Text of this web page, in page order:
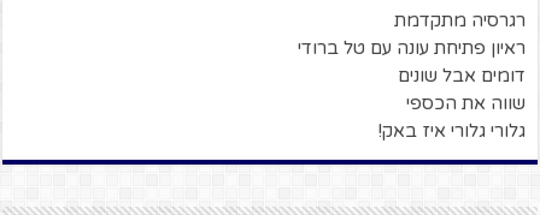
רגרסיה מתקדמת
ראיון פתיחת עונה עם טל ברודי
דומים אבל שונים
שווה את הכספי
גלורי גלורי איז באק!